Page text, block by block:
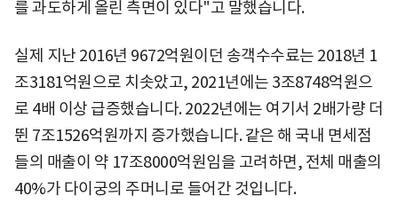
를 과도하게 올린 측면이 있다"고 말했습니다.
실제 지난 2016년 9672억원이던 송객수수료는 2018년 1
조3181억원으로 치솟았고, 2021년에는 3조8748억원으
로 4배 이상 급증했습니다. 2022년에는 여기서 2배가량 더
뛴 7조1526억원까지 증가했습니다. 같은 해 국내 면세점
들의 매출이 약 17조8000억원임을 고려하면, 전체 매출의
40%가 다이궁의 주머니로 들어간 것입니다.